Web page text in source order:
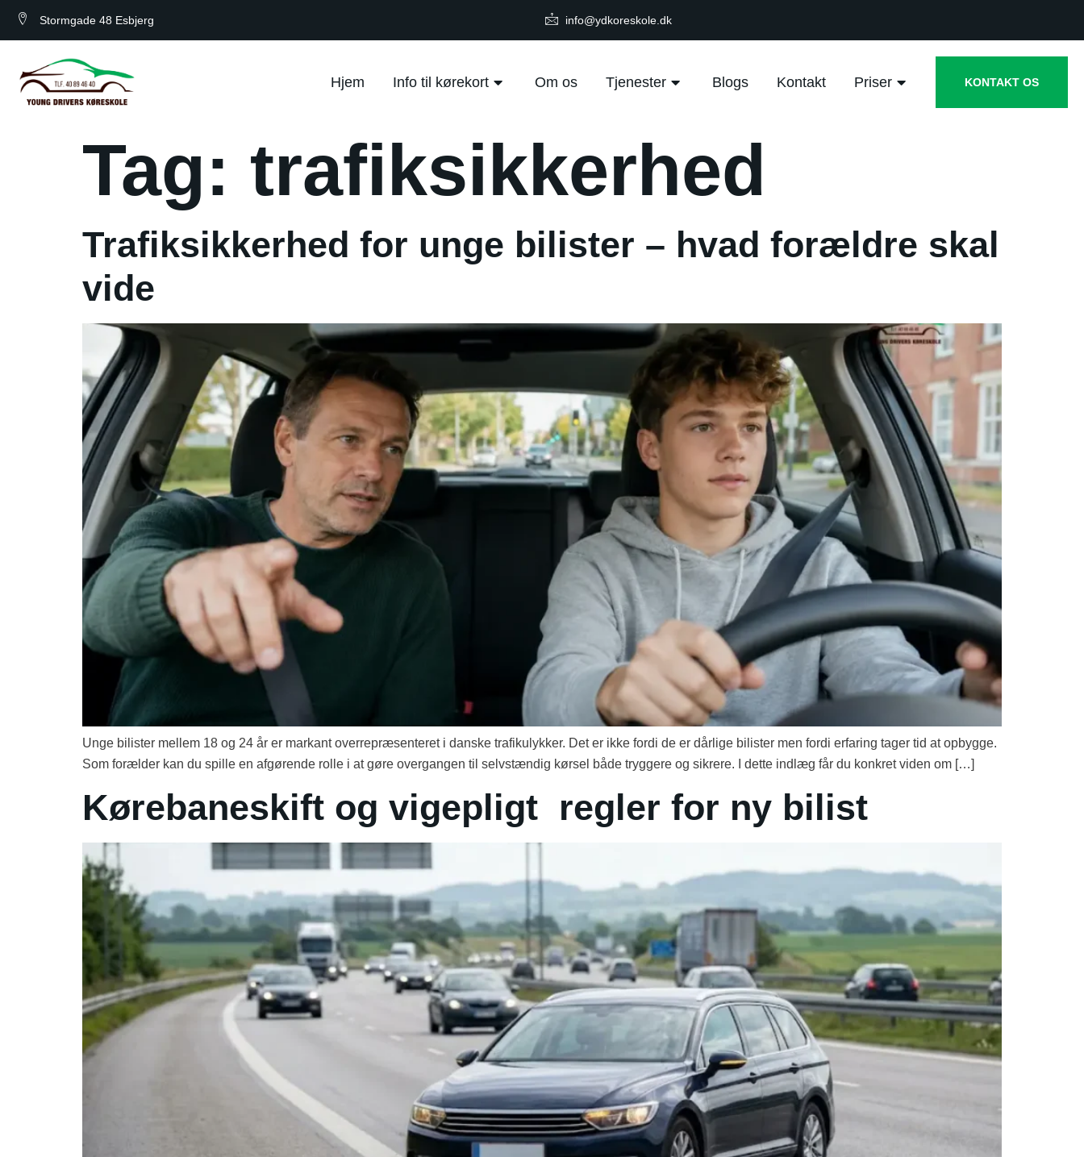
Stormgade 48 Esbjerg info@ydkoreskole.dk
Hjem Info til kørekort Om os Tjenester Blogs Kontakt Priser KONTAKT OS
Tag: trafiksikkerhed
Trafiksikkerhed for unge bilister – hvad forældre skal
vide
Unge bilister mellem 18 og 24 år er markant overrepræsenteret i danske trafikulykker. Det er ikke fordi de er dårlige bilister men fordi erfaring tager tid at opbygge.
Som forælder kan du spille en afgørende rolle i at gøre overgangen til selvstændig kørsel både tryggere og sikrere. I dette indlæg får du konkret viden om […]
Kørebaneskift og vigepligt regler for ny bilist